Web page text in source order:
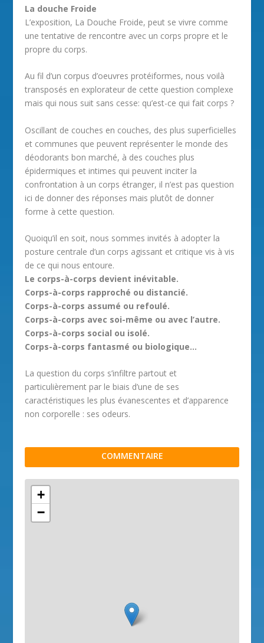
La douche Froide
L’exposition, La Douche Froide, peut se vivre comme
une tentative de rencontre avec un corps propre et le
propre du corps.
Au fil d’un corpus d’oeuvres protéiformes, nous voilà
transposés en explorateur de cette question complexe
mais qui nous suit sans cesse: qu’est-ce qui fait corps ?
Oscillant de couches en couches, des plus superficielles
et communes que peuvent représenter le monde des
déodorants bon marché, à des couches plus
épidermiques et intimes qui peuvent inciter la
confrontation à un corps étranger, il n’est pas question
ici de donner des réponses mais plutôt de donner
forme à cette question.
Quoiqu’il en soit, nous sommes invités à adopter la
posture centrale d’un corps agissant et critique vis à vis
de ce qui nous entoure.
Le corps-à-corps devient inévitable.
Corps-à-corps rapproché ou distancié.
Corps-à-corps assumé ou refoulé.
Corps-à-corps avec soi-même ou avec l’autre.
Corps-à-corps social ou isolé.
Corps-à-corps fantasmé ou biologique…
La question du corps s’infiltre partout et
particulièrement par le biais d’une de ses
caractéristiques les plus évanescentes et d’apparence
non corporelle : ses odeurs.
COMMENTAIRE
+
−